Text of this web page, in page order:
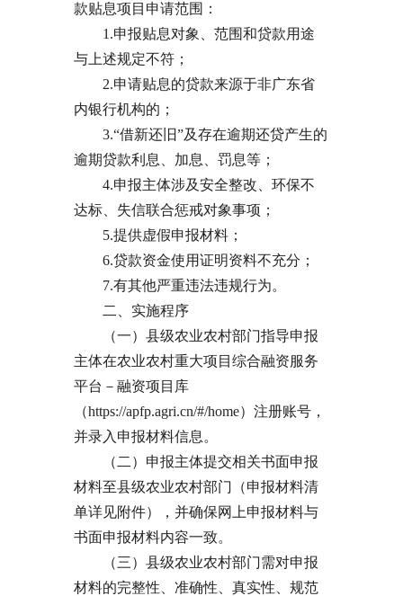
款贴息项目申请范围：
1.申报贴息对象、范围和贷款用途
与上述规定不符；
2.申请贴息的贷款来源于非广东省
内银行机构的；
3.“借新还旧”及存在逾期还贷产生的
逾期贷款利息、加息、罚息等；
4.申报主体涉及安全整改、环保不
达标、失信联合惩戒对象事项；
5.提供虚假申报材料；
6.贷款资金使用证明资料不充分；
7.有其他严重违法违规行为。
二、实施程序
（一）县级农业农村部门指导申报
主体在农业农村重大项目综合融资服务
平台－融资项目库
（https://apfp.agri.cn/#/home）注册账号，
并录入申报材料信息。
（二）申报主体提交相关书面申报
材料至县级农业农村部门（申报材料清
单详见附件），并确保网上申报材料与
书面申报材料内容一致。
（三）县级农业农村部门需对申报
材料的完整性、准确性、真实性、规范